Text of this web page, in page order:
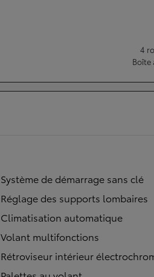
4
Système de démarrage sans clé
Réglage des supports lombaires
Climatisation automatique
Volant multifonctions
Rétroviseur intérieur